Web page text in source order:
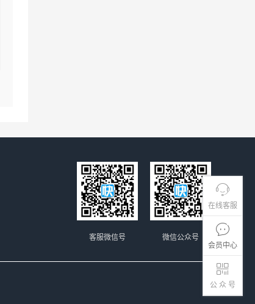
在线客服
会员中心
公 众 号
微信公众号
客服微信号